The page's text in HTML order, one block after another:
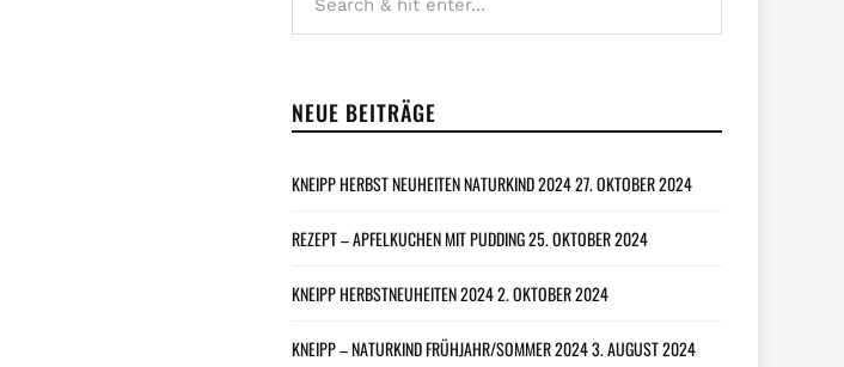
NEUE BEITRÄGE
KNEIPP HERBST NEUHEITEN NATURKIND 202427. OKTOBER 2024
REZEPT – APFELKUCHEN MIT PUDDING25. OKTOBER 2024
KNEIPP HERBSTNEUHEITEN 20242. OKTOBER 2024
KNEIPP – NATURKIND FRÜHJAHR/SOMMER 20243. AUGUST 2024